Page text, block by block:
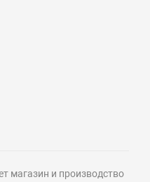
магазин и производство